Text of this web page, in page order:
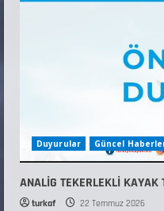
Duyurular Güncel
ANALİG TEKERLEKLİ
turkaf 22 Temmuz 2026